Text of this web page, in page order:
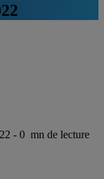
- 0 mn de lecture